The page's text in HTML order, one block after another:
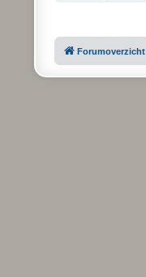
Forumoverzicht